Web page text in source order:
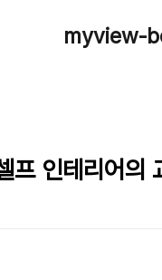
myview-
프 인테리어의